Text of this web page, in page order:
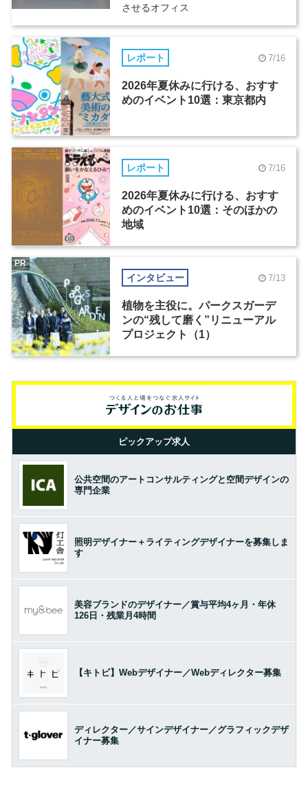
させるオフィス
レポート 7/16
2026年夏休みに行ける、おすす
めのイベント10選：東京都内
レポート 7/16
2026年夏休みに行ける、おすす
めのイベント10選：そのほかの
地域
インタビュー 7/13
植物を主役に。パークスガーデ
ンの“残して磨く”リニューアル
プロジェクト（1）
PR
ピックアップ求人
公共空間のアートコンサルティングと空間デザインの
専門企業
照明デザイナー＋ライティングデザイナーを募集しま
す
美容ブランドのデザイナー／賞与平均4ヶ月・年休
126日・残業月4時間
【キトビ】Webデザイナー／Webディレクター募集
ディレクター／サインデザイナー／グラフィックデザ
イナー募集